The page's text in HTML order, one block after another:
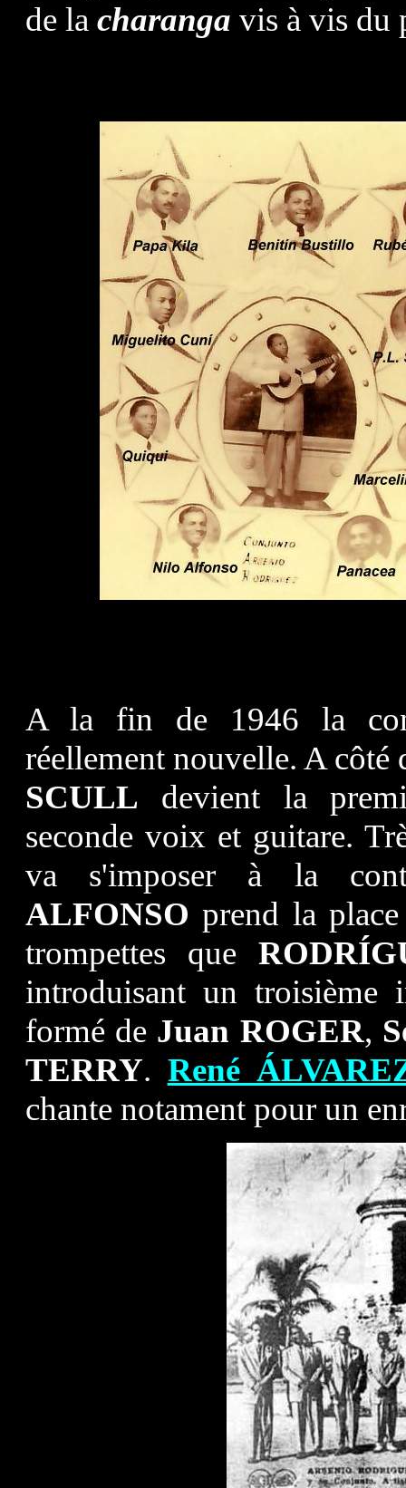
de la charanga vis à vis du
A la fin de 1946 la
réellement nouvelle. A côté
SCULL devient la
seconde voix et guitare.
va s'imposer à la
ALFONSO prend la
trompettes que
introduisant un troisième
formé de Juan ROGER,
TERRY. René
chante notament pour un